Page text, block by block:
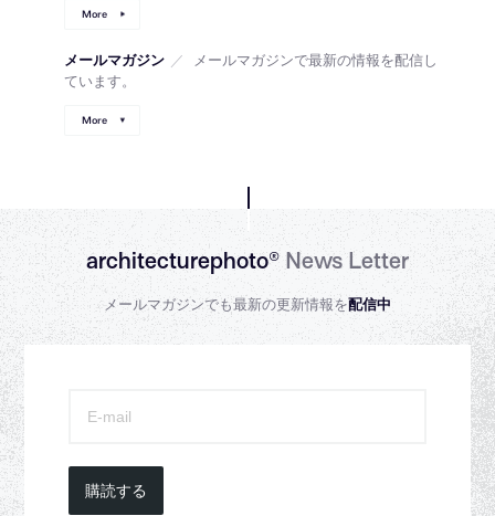
More
メールマガジン ／
メールマガジンで最新の情報を配信し
ています。
More
architecturephoto®News Letter
メールマガジンでも最新の更新情報を配信中
購読する